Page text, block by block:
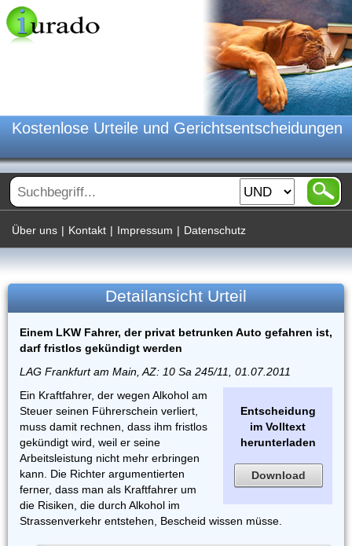
Kostenlose Urteile und Gerichtsentscheidungen
Über uns | Kontakt | Impressum | Datenschutz
Detailansicht Urteil
Einem LKW Fahrer, der privat betrunken Auto gefahren ist,
darf fristlos gekündigt werden
LAG Frankfurt am Main, AZ: 10 Sa 245/11, 01.07.2011
Entscheidung
im Volltext
herunterladen
Download
Ein Kraftfahrer, der wegen Alkohol am
Steuer seinen Führerschein verliert,
muss damit rechnen, dass ihm fristlos
gekündigt wird, weil er seine
Arbeitsleistung nicht mehr erbringen
kann. Die Richter argumentierten
ferner, dass man als Kraftfahrer um
die Risiken, die durch Alkohol im
Strassenverkehr entstehen, Bescheid wissen müsse.